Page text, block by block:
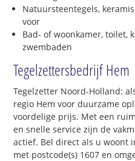
Natuursteentegels,
voor
Bad- of woonkamer, toilet,
zwembaden
Tegelzettersbedrijf Hem
Tegelzetter Noord-Holland:
regio Hem voor duurzame
voordelige prijs. Met een
en snelle service zijn de
actief. Bel direct als u woont
met postcode(s) 1607 en